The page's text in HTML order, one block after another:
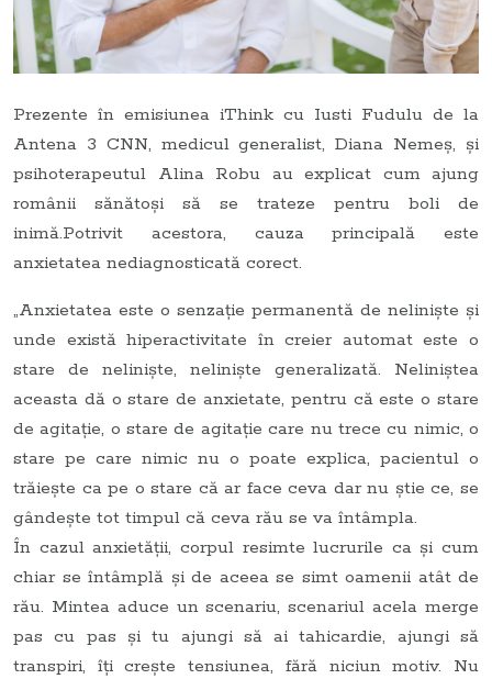
Prezente în emisiunea iThink cu Iusti Fudulu de la
Antena 3 CNN, medicul generalist, Diana Nemeș, și
psihoterapeutul Alina Robu au explicat cum ajung
românii sănătoși să se trateze pentru boli de
inimă.Potrivit acestora, cauza principală este
anxietatea nediagnosticată corect.
„Anxietatea este o senzație permanentă de neliniște și
unde există hiperactivitate în creier automat este o
stare de neliniște, neliniște generalizată. Neliniștea
aceasta dă o stare de anxietate, pentru că este o stare
de agitație, o stare de agitație care nu trece cu nimic, o
stare pe care nimic nu o poate explica, pacientul o
trăiește ca pe o stare că ar face ceva dar nu știe ce, se
gândește tot timpul că ceva rău se va întâmpla.
În cazul anxietății, corpul resimte lucrurile ca și cum
chiar se întâmplă și de aceea se simt oamenii atât de
rău. Mintea aduce un scenariu, scenariul acela merge
pas cu pas și tu ajungi să ai tahicardie, ajungi să
transpiri, îți crește tensiunea, fără niciun motiv. Nu